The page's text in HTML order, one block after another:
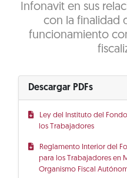
Infonavit en sus
con la finalidad
funcionamiento
Descargar PDFs
Ley del Instituto del
los Trabajadores
Reglamento Interior del
para los Trabajadores en
Organismo Fiscal